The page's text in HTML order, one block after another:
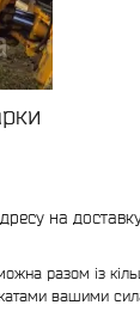
на
разом із
вашими